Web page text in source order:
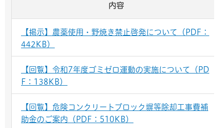
内容
【掲示】農薬使用・野焼き禁止啓発について（PDF：
442KB）
【回覧】令和7年度ゴミゼロ運動の実施について（PD
F：138KB）
【回覧】危険コンクリートブロック塀等除却工事費補
助金のご案内（PDF：510KB）